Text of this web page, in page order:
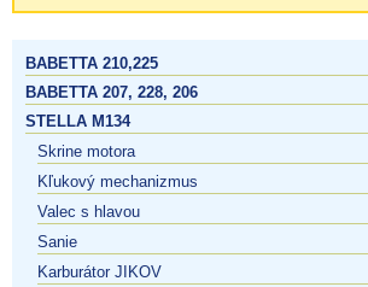
BABETTA 210,225
BABETTA 207, 228, 206
STELLA M134
Skrine motora
Kľukový mechanizmus
Valec s hlavou
Sanie
Karburátor JIKOV